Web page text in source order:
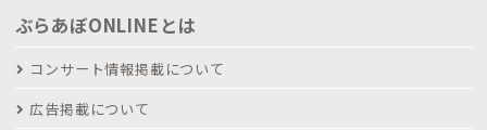
ぶらあぼONLINEとは
コンサート情報掲載について
広告掲載について